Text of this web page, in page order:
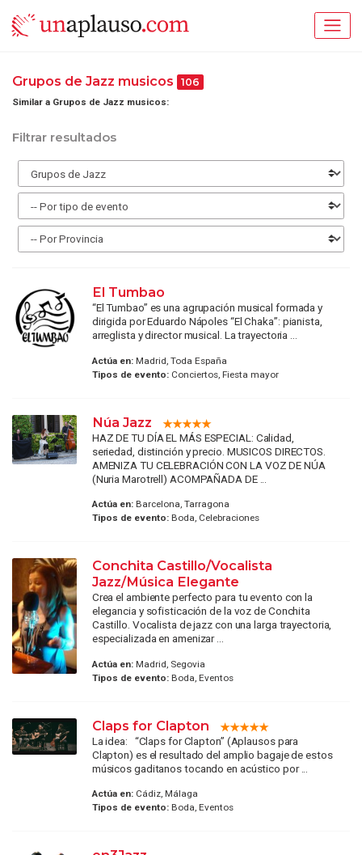
Grupos de Jazz musicos 106
Similar a Grupos de Jazz musicos:
Filtrar resultados
El Tumbao
“El Tumbao” es una agrupación musical formada y
dirigida por Eduardo Nápoles “El Chaka”: pianista,
arreglista y director musical. La trayectoria ...
Actúa en:Madrid, Toda España
Tipos de evento:Conciertos, Fiesta mayor
Núa Jazz
HAZ DE TU DÍA EL MÁS ESPECIAL: Calidad,
seriedad, distinción y precio. MUSICOS DIRECTOS.
AMENIZA TU CELEBRACIÓN CON LA VOZ DE NÚA
(Nuria Marotrell) ACOMPAÑADA DE ...
Actúa en:Barcelona, Tarragona
Tipos de evento:Boda, Celebraciones
Conchita Castillo/Vocalista
Jazz/Música Elegante
Crea el ambiente perfecto para tu evento con la
elegancia y sofisticación de la voz de Conchita
Castillo. Vocalista de jazz con una larga trayectoria,
especializada en amenizar ...
Actúa en:Madrid, Segovia
Tipos de evento:Boda, Eventos
Claps for Clapton
La idea: “Claps for Clapton” (Aplausos para
Clapton) es el resultado del amplio bagaje de estos
músicos gaditanos tocando en acústico por ...
Actúa en:Cádiz, Málaga
Tipos de evento:Boda, Eventos